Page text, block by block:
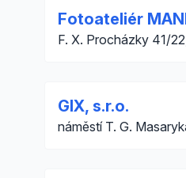
Fotoateliér
F. X. Procházky 41/
GIX, s.r.o.
náměstí T. G.